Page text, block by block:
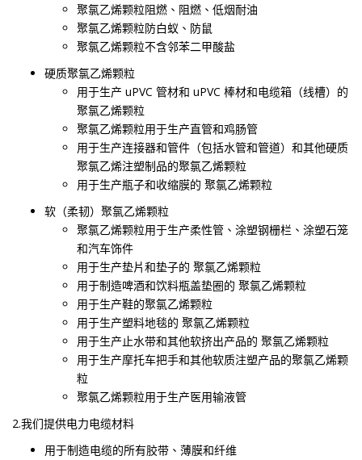
聚氯乙烯颗粒阻燃、阻燃、低烟耐油
聚氯乙烯颗粒防白蚁、防鼠
聚氯乙烯颗粒不含邻苯二甲酸盐
硬质聚氯乙烯颗粒
用于生产 uPVC 管材和 uPVC 棒材和电缆箱（线槽）的
聚氯乙烯颗粒
聚氯乙烯颗粒用于生产直管和鸡肠管
用于生产连接器和管件（包括水管和管道）和其他硬质
聚氯乙烯注塑制品的聚氯乙烯颗粒
用于生产瓶子和收缩膜的 聚氯乙烯颗粒
软（柔韧）聚氯乙烯颗粒
聚氯乙烯颗粒用于生产柔性管、涂塑钢栅栏、涂塑石笼
和汽车饰件
用于生产垫片和垫子的 聚氯乙烯颗粒
用于制造啤酒和饮料瓶盖垫圈的 聚氯乙烯颗粒
用于生产鞋的聚氯乙烯颗粒
用于生产塑料地毯的 聚氯乙烯颗粒
用于生产止水带和其他软挤出产品的 聚氯乙烯颗粒
用于生产摩托车把手和其他软质注塑产品的聚氯乙烯颗
粒
聚氯乙烯颗粒用于生产医用输液管
2.我们提供电力电缆材料
用于制造电缆的所有胶带、薄膜和纤维